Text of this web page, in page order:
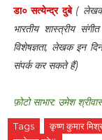
डा० सत्येन्द्र दुबे( लेखक
भारतीय शास्त्रीय
विशेषज्ञता, लेखक इन
संपर्क कर सकते हैं)
फ़ोटो साभार: उमेश
Tags कृष्ण कुमार